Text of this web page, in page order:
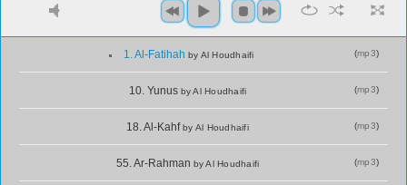
(mp3)
1. Al-Fatihah by Al Houdhaifi
(mp3)
10. Yunus by Al Houdhaifi
(mp3)
18. Al-Kahfby Al Houdhaifi
(mp3)
55. Ar-Rahman by Al Houdhaifi